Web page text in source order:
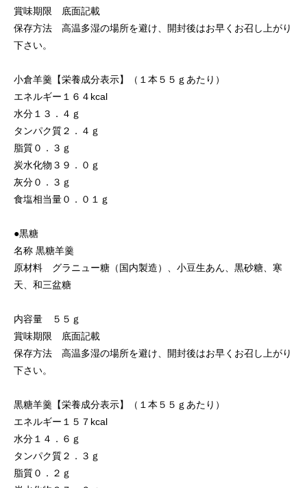
賞味期限 底面記載
保存方法 高温多湿の場所を避け、開封後はお早くお召し上がり
下さい。
小倉羊羹【栄養成分表示】（１本５５ｇあたり）
エネルギー１６４kcal
水分１３．４ｇ
タンパク質２．４ｇ
脂質０．３ｇ
炭水化物３９．０ｇ
灰分０．３ｇ
食塩相当量０．０１ｇ
●黒糖
名称 黒糖羊羹
原材料 グラニュー糖（国内製造）、小豆生あん、黒砂糖、寒
天、和三盆糖
内容量 ５５ｇ
賞味期限 底面記載
保存方法 高温多湿の場所を避け、開封後はお早くお召し上がり
下さい。
黒糖羊羹【栄養成分表示】（１本５５ｇあたり）
エネルギー１５７kcal
水分１４．６ｇ
タンパク質２．３ｇ
脂質０．２ｇ